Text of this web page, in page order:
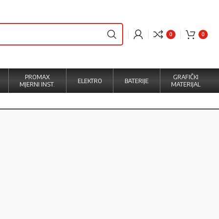
0 0
PROMAX
MJERNI INST.
ELEKTRO BATERIJE
GRAFIČKI
MATERIJAL